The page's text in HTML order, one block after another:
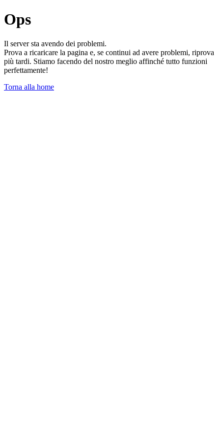
Ops
Il server sta avendo dei problemi.
Prova a ricaricare la pagina e, se continui ad avere problemi, riprova
più tardi. Stiamo facendo del nostro meglio affinché tutto funzioni
perfettamente!
Torna alla home